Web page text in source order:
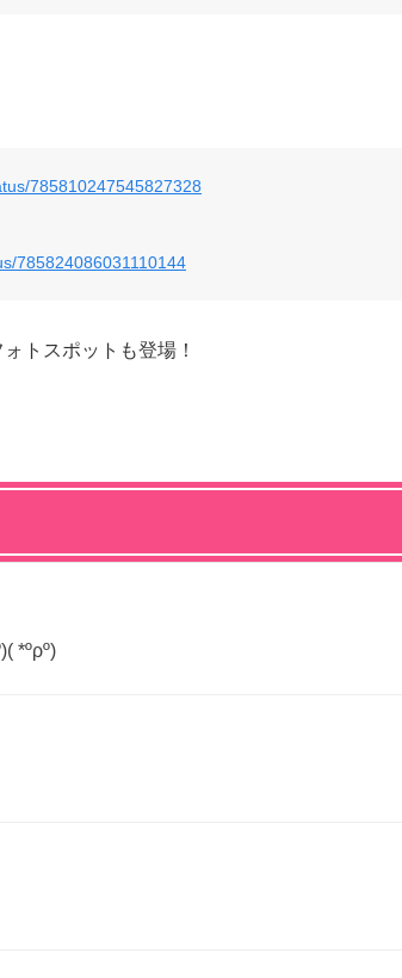
785810247545827328
785824086031110144
トスポットも登場！
*ºρº)